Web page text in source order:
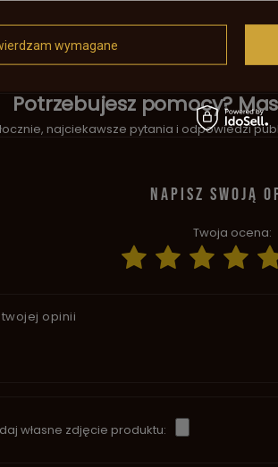
Potrzebujesz pomocy?
najciekawsze pytania i odpowiedzi
NAPISZ SWOJĄ
Twoja ocena:
opinii
własne zdjęcie produktu:
wymagane